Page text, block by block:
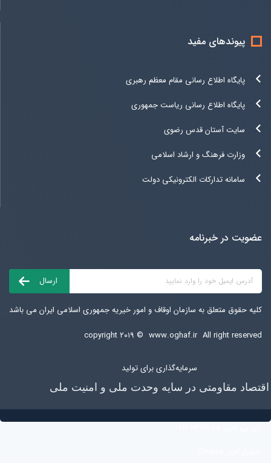
پیوندهای مفید
پایگاه اطلاع رسانی مقام معظم رهبری
پایگاه اطلاع رسانی ریاست جمهوری
سایت آستان قدس رضوی
وزارت فرهنگ و ارشاد اسلامی
سامانه تدارکات الکترونیکی دولت
عضویت در خبرنامه
کلیه حقوق متعلق به سازمان اوقاف و امور خیریه جمهوری اسلامی ایران می باشد
copyright ۲۰۱۹ © www.oghaf.ir All right reserved
سرمایه‌گذاری برای تولید
اقتصاد مقاومتی در سایه وحدت ملی و امنیت ملی